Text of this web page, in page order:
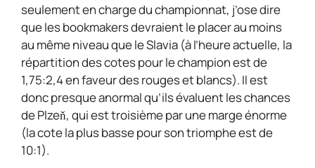
seulement en charge du championnat, j’ose dire
que les bookmakers devraient le placer au moins
au même niveau que le Slavia (à l’heure actuelle, la
répartition des cotes pour le champion est de
1,75:2,4 en faveur des rouges et blancs). Il est
donc presque anormal qu’ils évaluent les chances
de Plzeň, qui est troisième par une marge énorme
(la cote la plus basse pour son triomphe est de
10:1).